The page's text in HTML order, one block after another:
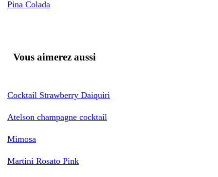
Pina Colada
Vous aimerez aussi
Cocktail Strawberry Daiquiri
Atelson champagne cocktail
Mimosa
Martini Rosato Pink